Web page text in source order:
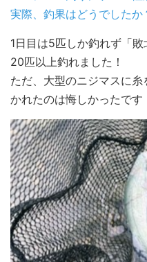
実際、釣果はどうでしたか
1日目は5匹しか釣れず「
20匹以上釣れました！
ただ、大型のニジマスに
かれたのは悔しかったです